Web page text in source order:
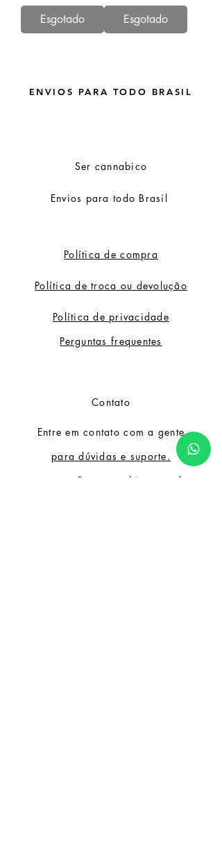
Esgotado Esgotado
ENVIOS PARA TODO BRASIL
Ser cannabico
Envios para todo Brasil
Política de compra
Política de troca ou devolução
Política de privacidade
Perguntas frequentes
Contato
Entre em contato com a gente
para dúvidas e suporte.
contato@sercannabico.com.br